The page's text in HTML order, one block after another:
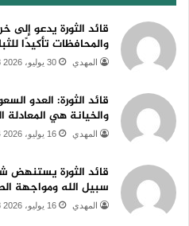
قائد الثورة يدعو
والمحافظات تأكيدًا
المهدي 30 يوليو، 2026 18:53
قائد الثورة: العدو
والخيانة هي المعادلة
المهدي 16 يوليو، 2026 18:34
قائد الثورة يستنهض
سبيل الله ومواجهة
المهدي 16 يوليو، 2026 18:28